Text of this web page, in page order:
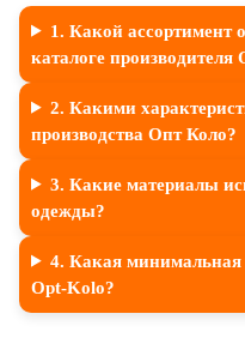
1. Какой ассортимент
каталоге производителя
2. Какими
производства Опт Коло?
3. Какие материалы
одежды?
4. Какая минимальная
Opt-Kolo?